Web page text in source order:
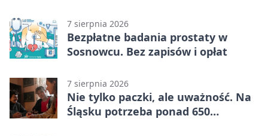
7 sierpnia 2026
Bezpłatne badania prostaty w
Sosnowcu. Bez zapisów i opłat
7 sierpnia 2026
Nie tylko paczki, ale uważność. Na
Śląsku potrzeba ponad 650